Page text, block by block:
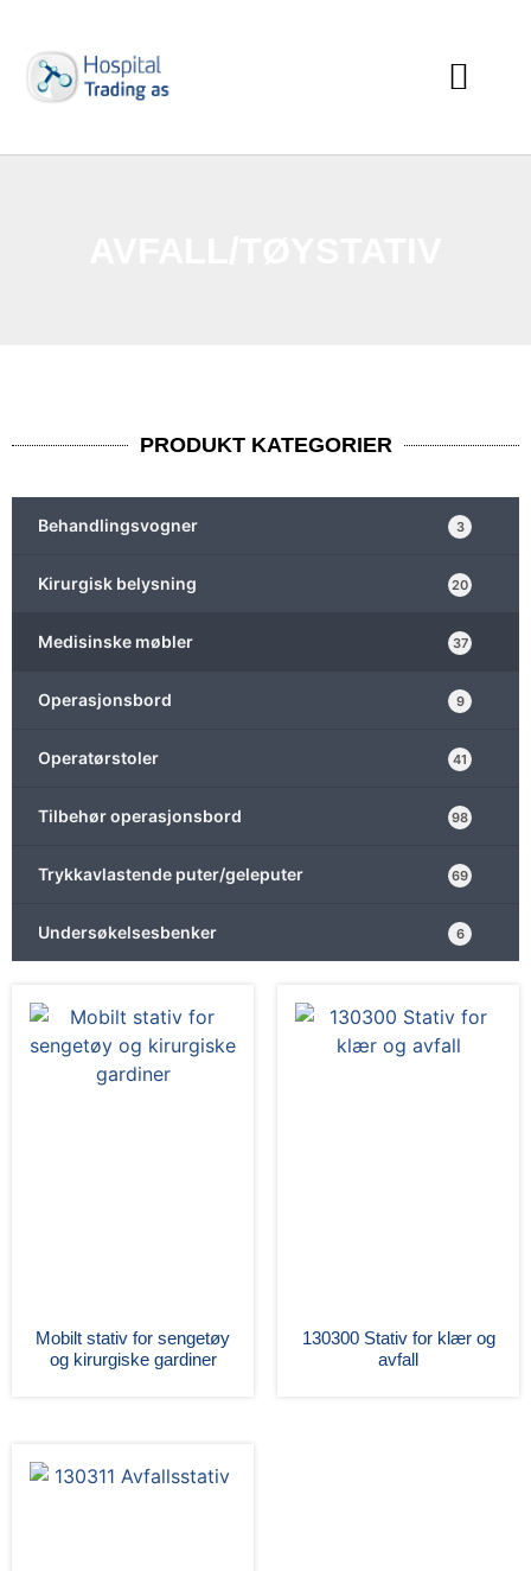
PRODUKT KATEGORIER
Behandlingsvogner 3
Kirurgisk belysning 20
Medisinske møbler 37
Operasjonsbord 9
Operatørstoler 41
Tilbehør operasjonsbord 98
Trykkavlastende puter/geleputer 69
Undersøkelsesbenker 6
Mobilt stativ for sengetøy
og kirurgiske gardiner
130300 Stativ for klær og
avfall